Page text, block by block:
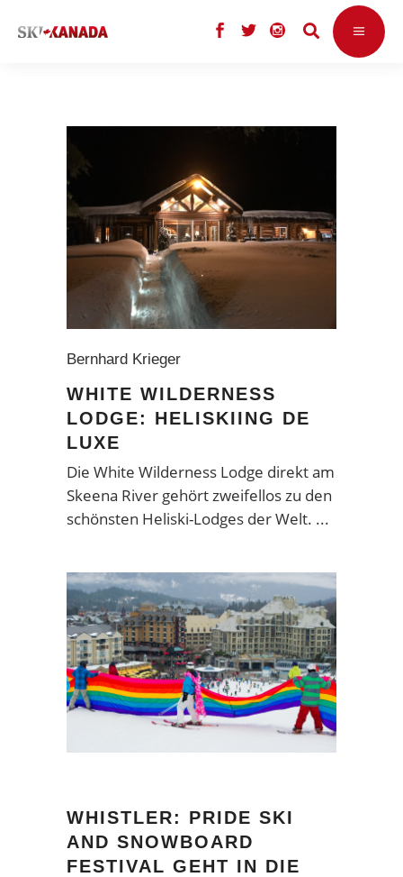
Bernhard Krieger
WHITE WILDERNESS
LODGE: HELISKIING DE
LUXE
Die White Wilderness Lodge direkt am
Skeena River gehört zweifellos zu den
schönsten Heliski-Lodges der Welt.
WHISTLER: PRIDE SKI
AND SNOWBOARD
FESTIVAL GEHT IN DIE